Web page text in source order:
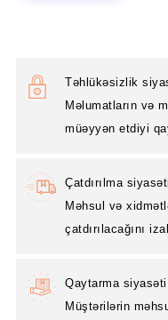
Təhlükəsizlik
Məlumatların və
müəyyən etdiyi
Çatdırılma siyasəti
Məhsul və
çatdırılacağını
Qaytarma siyasəti
Müştərilərin